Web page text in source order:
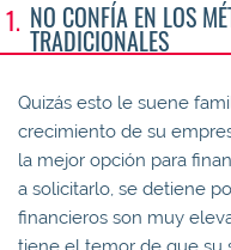
NO CONFÍA EN LOS
TRADICIONALES
Quizás esto le suene
crecimiento de su
la mejor opción para
a solicitarlo, se detiene
financieros son muy